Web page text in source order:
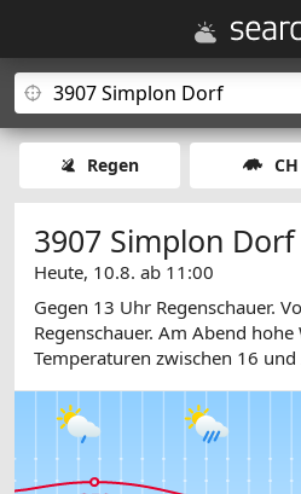
Regen CH
3907 Simplon Dorf
Heute, 10.8. ab 11:00
Gegen 13 Uhr Regenschauer.
Regenschauer. Am Abend
Temperaturen zwischen 16 und